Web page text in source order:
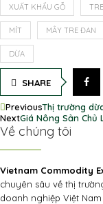
XUẤT KHẨU GỖ TRE
MÍT MÂY TRE ĐAN
DỪA
SHARE
PreviousThị trường
NextGiá Nông Sản
Về chúng tôi
Vietnam Commodity
chuyên sâu về thị
doanh nghiệp Việt